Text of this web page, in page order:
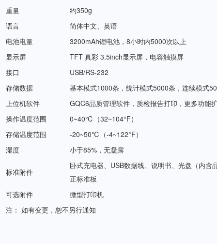
重量
约350g
语言
简体中文、英语
电池电量
3200mAh锂电池，8小时内5000次以上
显示屏
TFT 真彩 3.5inch显示屏，电容触摸屏
接口
USB/RS-232
存储数据
基本模式1000条，统计模式5000条，连续模式
上位机软件
GQC6品质管理软件，质检报告打印，更多功能
操作温度范围
0~40℃（32~104°F）
存储温度范围
-20~50℃（-4~122°F）
湿度
小于85%，无凝露
标准附件
卧式充电器、USB数据线、说明书、光盘（内含
正标准板
可选附件
微型打印机
注： 如有变更，恕不另行通知